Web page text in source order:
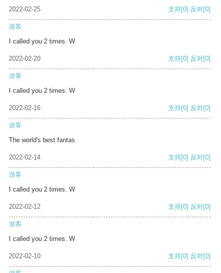
2022-02-25 支持[0] 反对[0]
游客
I called you 2 times. W
2022-02-20 支持[0] 反对[0]
游客
I called you 2 times. W
2022-02-16 支持[0] 反对[0]
游客
The world's best fantas
2022-02-14 支持[0] 反对[0]
游客
I called you 2 times. W
2022-02-12 支持[0] 反对[0]
游客
I called you 2 times. W
2022-02-10 支持[0] 反对[0]